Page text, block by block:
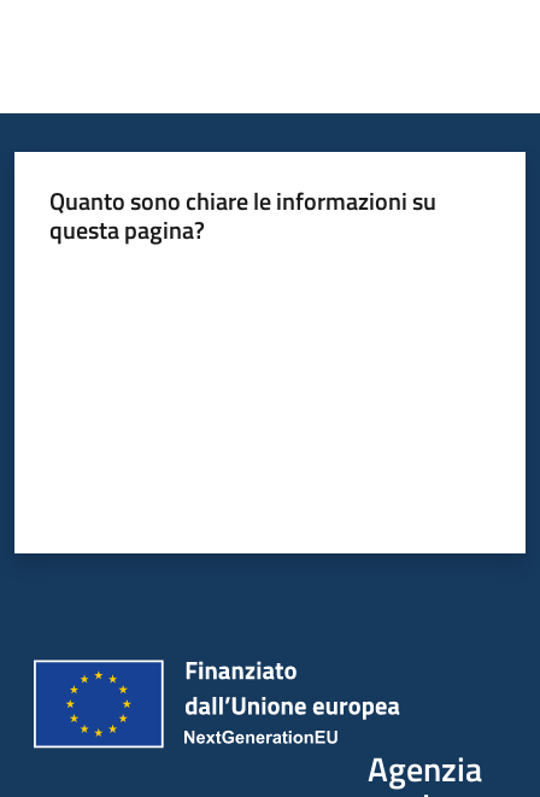
Quanto sono chiare le informazioni su
questa pagina?
Agenzia